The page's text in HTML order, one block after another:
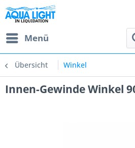
Menü
Übersicht Winkel
Innen-Gewinde Winkel